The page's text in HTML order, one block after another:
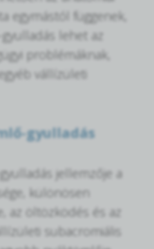
egymástól függenek,
lehet az
problémáknak,
vállízületi
gyulladás
jellemzője a
különösen
az öltözködés és az
subacromiális